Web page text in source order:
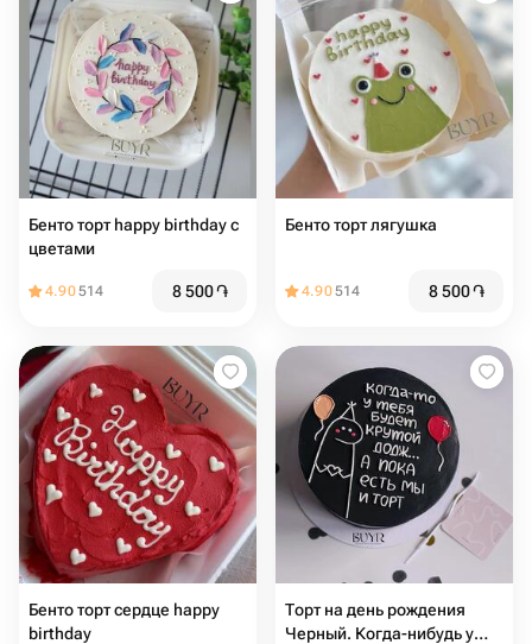
Бенто торт happy birthday с
цветами
4.90514 8 500֏
Бенто торт лягушка
4.90514 8 500֏
Бенто торт сердце happy
birthday
Торт на день рождения
Черный. Когда-нибудь у